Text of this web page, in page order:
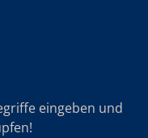
eingeben und